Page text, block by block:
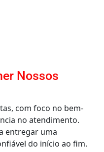
Nossos
com foco no bem-
no atendimento.
entregar uma
do início ao fim.